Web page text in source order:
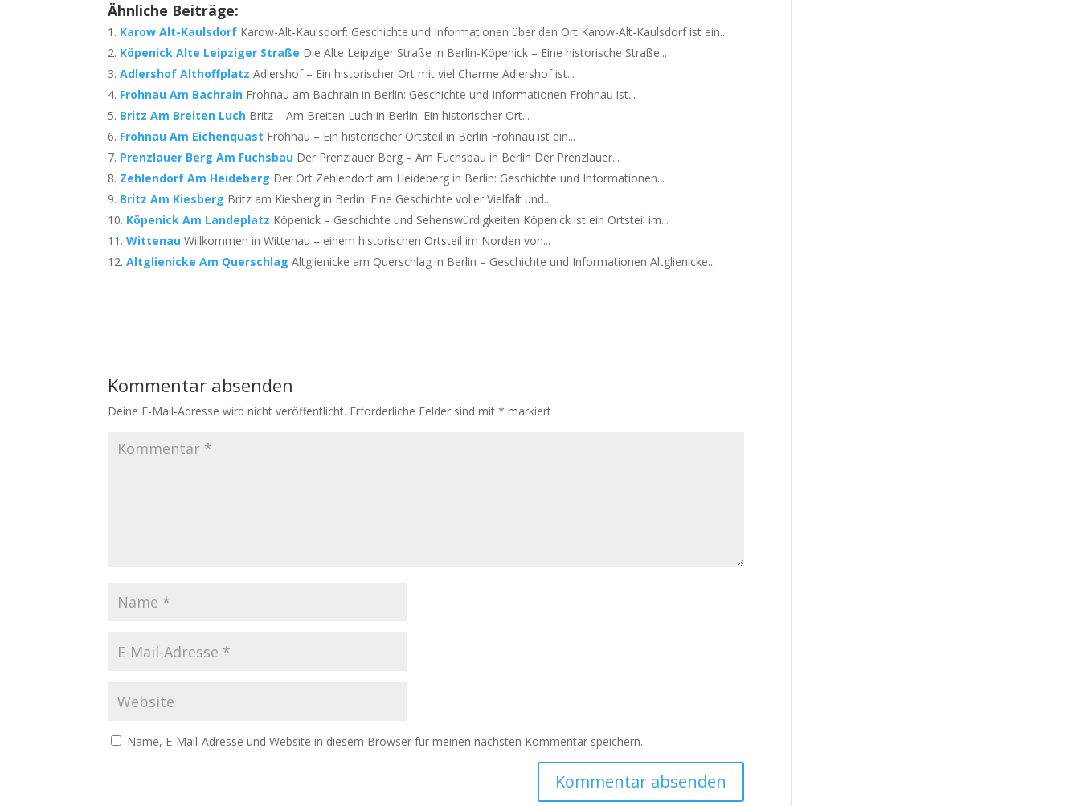
Ähnliche Beiträge:
Karow Alt-Kaulsdorf Karow-Alt-Kaulsdorf: Geschichte und Informationen über den Ort Karow-Alt-Kaulsdorf ist ein...
Köpenick Alte Leipziger Straße Die Alte Leipziger Straße in Berlin-Köpenick – Eine historische Straße...
Adlershof Althoffplatz Adlershof – Ein historischer Ort mit viel Charme Adlershof ist...
Frohnau Am Bachrain Frohnau am Bachrain in Berlin: Geschichte und Informationen Frohnau ist...
Britz Am Breiten Luch Britz – Am Breiten Luch in Berlin: Ein historischer Ort...
Frohnau Am Eichenquast Frohnau – Ein historischer Ortsteil in Berlin Frohnau ist ein...
Prenzlauer Berg Am Fuchsbau Der Prenzlauer Berg – Am Fuchsbau in Berlin Der Prenzlauer...
Zehlendorf Am Heideberg Der Ort Zehlendorf am Heideberg in Berlin: Geschichte und Informationen...
Britz Am Kiesberg Britz am Kiesberg in Berlin: Eine Geschichte voller Vielfalt und...
Köpenick Am Landeplatz Köpenick – Geschichte und Sehenswürdigkeiten Köpenick ist ein Ortsteil im...
Wittenau Willkommen in Wittenau – einem historischen Ortsteil im Norden von...
Altglienicke Am Querschlag Altglienicke am Querschlag in Berlin – Geschichte und Informationen Altglienicke...
Kommentar absenden
Deine E-Mail-Adresse wird nicht veröffentlicht. Erforderliche Felder sind mit* markiert
Name, E-Mail-Adresse und Website in diesem Browser für meinen nächsten Kommentar speichern.